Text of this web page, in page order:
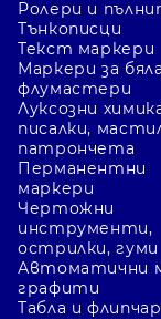
Ролери и
Тънкописци
Текст маркери
Маркери за
флумастери
Луксозни
писалки,
патрончета
Перманентни
маркери
Чертожни
инструменти,
острилки, гуми
Автоматични
графити
Табла и